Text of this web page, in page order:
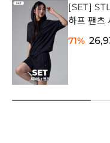
[SET]
하프 팬츠
71%